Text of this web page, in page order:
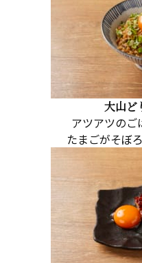
大山ど
アツアツのご
たまごがそぼ